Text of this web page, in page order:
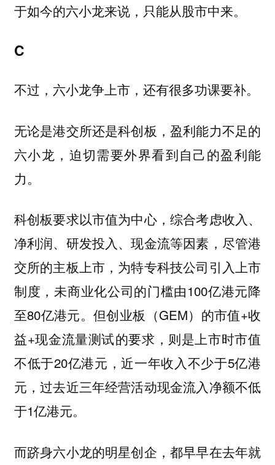
于如今的六小龙来说，只能从股市中来。
C
不过，六小龙争上市，还有很多功课要补。
无论是港交所还是科创板，盈利能力不足的
六小龙，迫切需要外界看到自己的盈利能
力。
科创板要求以市值为中心，综合考虑收入、
净利润、研发投入、现金流等因素，尽管港
交所的主板上市，为特专科技公司引入上市
制度，未商业化公司的门槛由100亿港元降
至80亿港元。但创业板（GEM）的市值+收
益+现金流量测试‌的要求，则是上市时市值
不低于20亿港元，近一年收入不少于5亿港
元，过去近三年经营活动现金流入净额不低
于1亿港元。
而跻身六小龙的明星创企，都早早在去年就